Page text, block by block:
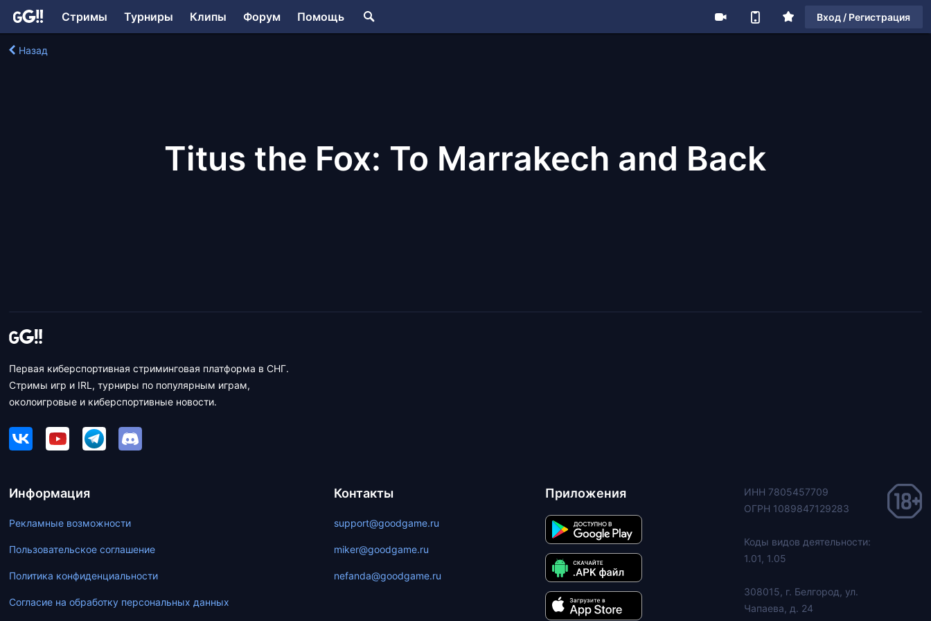
Стримы Турниры Клипы Форум Помощь Вход / Регистрация
Назад
Titus the Fox: To Marrakech and Back
Первая киберспортивная стриминговая платформа в СНГ.
Стримы игр и IRL, турниры по популярным играм,
околоигровые и киберспортивные новости.
Информация
Рекламные возможности
Пользовательское соглашение
Политика конфиденциальности
Согласие на обработку персональных данных
Контакты
support@goodgame.ru
miker@goodgame.ru
nefanda@goodgame.ru
Приложения
ИНН 7805457709
ОГРН 1089847129283
Коды видов деятельности:
1.01, 1.05
308015, г. Белгород, ул.
Чапаева, д. 24